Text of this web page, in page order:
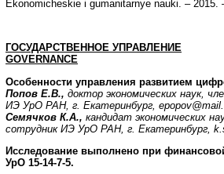
Ekonomicheskie i gumanitarnye nauki. –
ГОСУДАРСТВЕННОЕ УПРАВЛЕНИЕ
GOVERNANCE
Особенности управления развитием
Попов Е.В., доктор экономических наук,
ИЭ УрО РАН, г. Екатеринбург,
Семячков К.А., кандидат экономических
сотрудник ИЭ УрО РАН, г. Екатеринбург,
Исследование выполнено при
УрО 15-14-7-5.